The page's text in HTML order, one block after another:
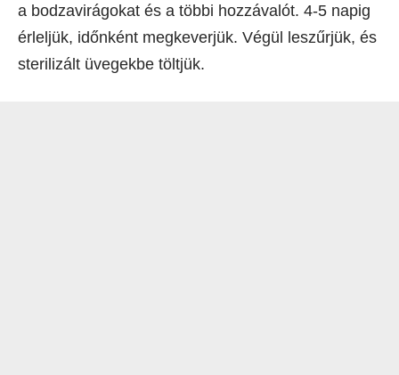
a bodzavirágokat és a többi hozzávalót. 4-5 napig
érleljük, időnként megkeverjük. Végül leszűrjük, és
sterilizált üvegekbe töltjük.